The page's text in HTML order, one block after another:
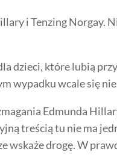
i Tenzing Norgay.
dzieci, które lubią
wypadku wcale się
Edmunda
treścią tu nie ma
wskaże drogę. W